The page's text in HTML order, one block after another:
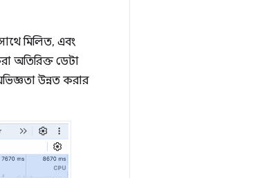
মিলিত, এবং
অতিরিক্ত ডেটা
উন্নত করার